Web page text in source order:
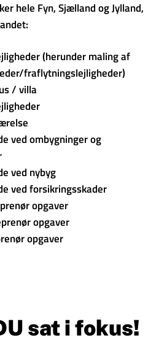
hele Fyn, Sjælland og Jylland,
(herunder maling af
fraflytningslejligheder)
/ villa
ved ombygninger og
ved nybyg
ved forsikringsskader
opgaver
opgaver
opgaver
sat i fokus!